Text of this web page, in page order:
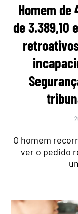
Homem
de 3.389,10
O homem
ver o pedido